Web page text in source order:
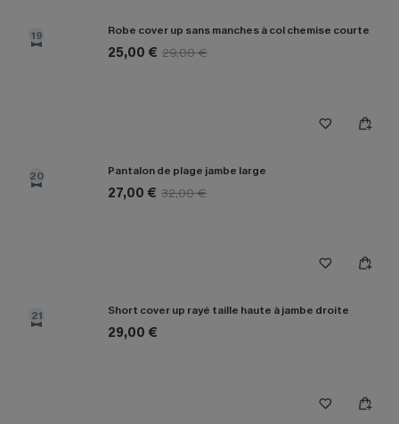
19 Robe cover up sans manches à col chemise courte
25,00 € 29,00 €
20 Pantalon de plage jambe large
27,00 € 32,00 €
21 Short cover up rayé taille haute à jambe droite
29,00 €